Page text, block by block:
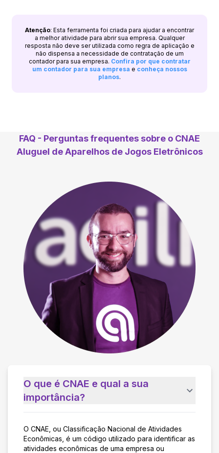
Atenção: Esta ferramenta foi criada para ajudar a encontrar
a melhor atividade para abrir sua empresa. Qualquer
resposta não deve ser utilizada como regra de aplicação e
não dispensa a necessidade de contratação de um
contador para sua empresa. Confira por que contratar
um contador para sua empresa e conheça nossos
planos.
FAQ - Perguntas frequentes sobre o CNAE
Aluguel de Aparelhos de Jogos Eletrônicos
O que é CNAE e qual a sua
importância?
O CNAE, ou Classificação Nacional de Atividades
Econômicas, é um código utilizado para identificar as
atividades econômicas de uma empresa ou